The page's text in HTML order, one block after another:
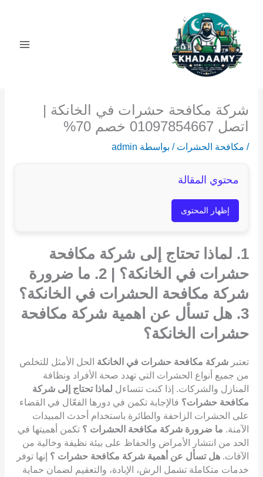
المحتوى
شركة مكافحة حشرات في الخانكة |
اتصل 01097854667 خصم 70%
/ مكافحة الحشرات / بواسطة admin
محتوي المقالة
إظهار المحتوى
1. لماذا تحتاج إلى شركة مكافحة
حشرات في الخانكة؟ | 2. ما ضرورة
شركة مكافحة الحشرات في الخانكة؟
3. هل تسأل عن اهمية شركة مكافحة
حشرات الخانكة؟
تعتبر شركة مكافحة حشرات في الخانكة الحل الأمثل للتخلص
من جميع أنواع الحشرات التي تهدد صحة الأفراد ونظافة
المنازل والشركات. إذا كنت تتساءل لماذا تحتاج إلى شركة
مكافحة حشرات؟ فالإجابة تكمن في دورها الفعّال في القضاء
على الحشرات الزاحفة والطائرة باستخدام أحدث المبيدات
الآمنة. ما ضرورة شركة مكافحة الحشرات ؟ تكمن أهميتها في
الحد من انتشار الأمراض والحفاظ على بيئة نظيفة وخالية من
الآفات. هل تسأل عن أهمية شركة مكافحة حشرات ؟ إنها توفر
خدمات متكاملة تشمل الرش، الإبادة، والتعقيم لضمان حماية